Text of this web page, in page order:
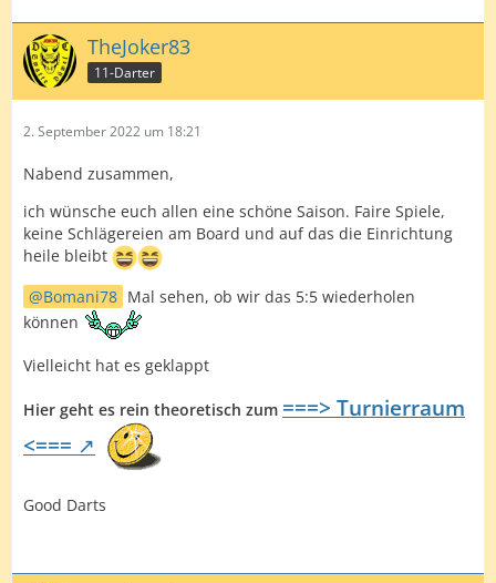
TheJoker83
11-Darter
2. September 2022 um 18:21
Nabend zusammen,
ich wünsche euch allen eine schöne Saison. Faire Spiele,
keine Schlägereien am Board und auf das die Einrichtung
heile bleibt
Bomani78 Mal sehen, ob wir das 5:5 wiederholen
können
Vielleicht hat es geklappt
Hier geht es rein theoretisch zum ===> Turnierraum
<===
Good Darts